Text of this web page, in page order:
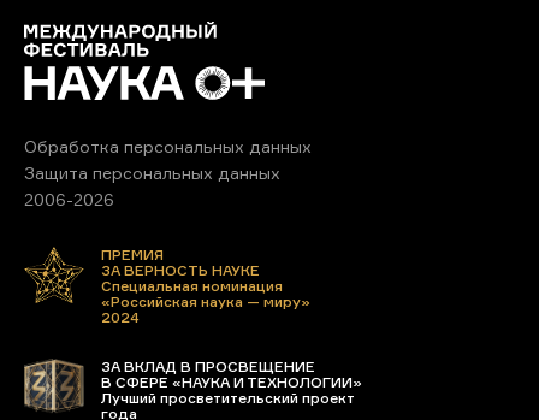
Обработка персональных данных
Защита персональных данных
2006-2026
ПРЕМИЯ
ЗА ВЕРНОСТЬ НАУКЕ
Специальная номинация
«Российская наука — миру»
2024
ЗА ВКЛАД В ПРОСВЕЩЕНИЕ
В СФЕРЕ «НАУКА И ТЕХНОЛОГИИ»
Лучший просветительский проект
года